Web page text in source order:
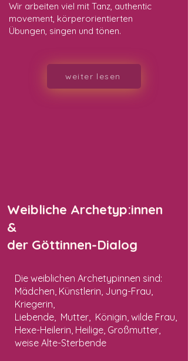
Wir arbeiten viel mit Tanz, authentic
movement, körperorientierten
Übungen, singen und tönen.
weiter lesen
Weibliche Archetyp:innen
&
der Göttinnen-Dialog
Die weiblichen Archetypinnen sind:
Mädchen, Künstlerin, Jung-Frau,
Kriegerin,
Liebende, Mutter, Königin, wilde Frau,
Hexe-Heilerin, Heilige, Großmutter,
weise Alte-Sterbende